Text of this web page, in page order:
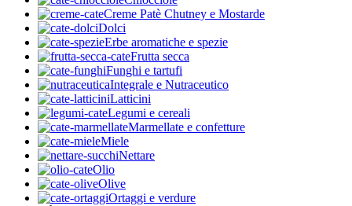
Creme Patè Chutney e Mostarde
Dolci
Erbe aromatiche e spezie
Frutta secca
Funghi e tartufi
Integrale e Nutraceutico
Latticini
Legumi e cereali
Marmellate e confetture
Miele
Nettare
Olio
Olive
Ortaggi e verdure